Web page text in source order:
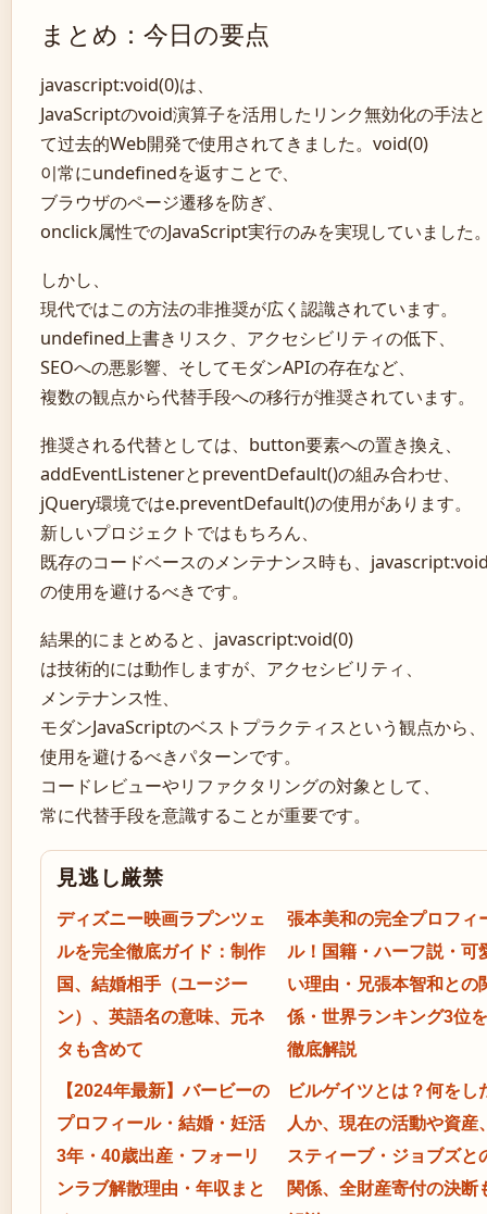
まとめ：今日の要点
javascript:void(0)は、
JavaScriptのvoid演算子を活用したリンク無効化の手法
て过去的Web開発で使用されてきました。void(0)
이常にundefinedを返すことで、
ブラウザのページ遷移を防ぎ、
onclick属性でのJavaScript実行のみを実現していました
しかし、
現代ではこの方法の非推奨が広く認識されています。
undefined上書きリスク、アクセシビリティの低下、
SEOへの悪影響、そしてモダンAPIの存在など、
複数の観点から代替手段への移行が推奨されています。
推奨される代替としては、button要素への置き換え、
addEventListenerとpreventDefault()の組み合わせ、
jQuery環境ではe.preventDefault()の使用があります。
新しいプロジェクトではもちろん、
既存のコードベースのメンテナンス時も、
の使用を避けるべきです。
結果的にまとめると、javascript:void(0)
は技術的には動作しますが、アクセシビリティ、
メンテナンス性、
モダンJavaScriptのベストプラクティスという観点から、
使用を避けるべきパターンです。
コードレビューやリファクタリングの対象として、
常に代替手段を意識することが重要です。
見逃し厳禁
ディズニー映画ラプンツェ
ルを完全徹底ガイド：制作
国、結婚相手（ユージー
ン）、英語名の意味、元ネ
タも含めて
張本美和の完全プロフィ
ル！国籍・ハーフ説・可
い理由・兄張本智和との
係・世界ランキング3位を
徹底解説
【2024年最新】バービーの
プロフィール・結婚・妊活
3年・40歳出産・フォーリ
ンラブ解散理由・年収まと
ビルゲイツとは？何をし
人か、現在の活動や資産
スティーブ・ジョブズと
関係、全財産寄付の決断